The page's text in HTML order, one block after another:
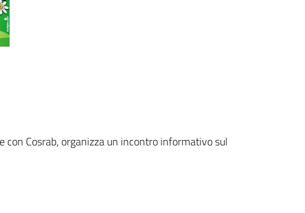
con Cosrab, organizza un incontro informativo sul